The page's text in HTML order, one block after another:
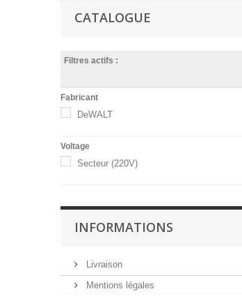
CATALOGUE
Filtres actifs :
Fabricant
DeWALT
Voltage
Secteur (220V)
INFORMATIONS
Livraison
Mentions légales